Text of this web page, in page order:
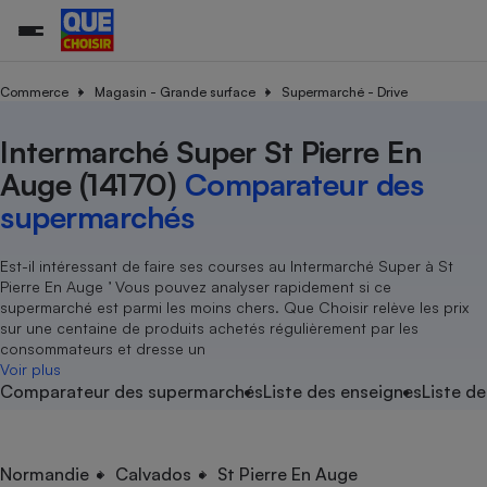
Commerce Magasin - Grande surface Supermarché - Drive
Intermarché Super St Pierre En
Auge (14170) Comparateur des
supermarchés
Est-il intéressant de faire ses courses au Intermarché Super à St
Pierre En Auge ’ Vous pouvez analyser rapidement si ce
supermarché est parmi les moins chers. Que Choisir relève les prix
sur une centaine de produits achetés régulièrement par les
consommateurs et dresse un
Voir plus
Comparateur des supermarchésListe des enseignesListe
Normandie Calvados St Pierre En Auge
Additifs
Agriculture
Produit alimentaire
Achat - Vente - Location
Carburant
Magasin - Grande surface
Marketing - Fidélisation
Organismes de défense
Système judiciairegratuit
Air
Eau
Achat - Vente - Travaux
Location
Sport
Vacances - Tourisme
électrique
Démarche administrative
Senior
Service marchand
Train
Transport aérien
Toutes les actualités
Enquêtes
Guides d'achat
Conseils
Brèves
Tous les services
Soumettre un litige
Lettres types
Rencontrer une association locale
Tous nos combats
Nos actions
Nos grandes victoires
Les billets de la présidente
Nos associations locales
Nous rejoindre
En savoir plus sur Que Choisir Ensemble
?
L’association
Nos missions
Notre méthodologie
Notre financement
Nos partenaires
Nous rejoindre